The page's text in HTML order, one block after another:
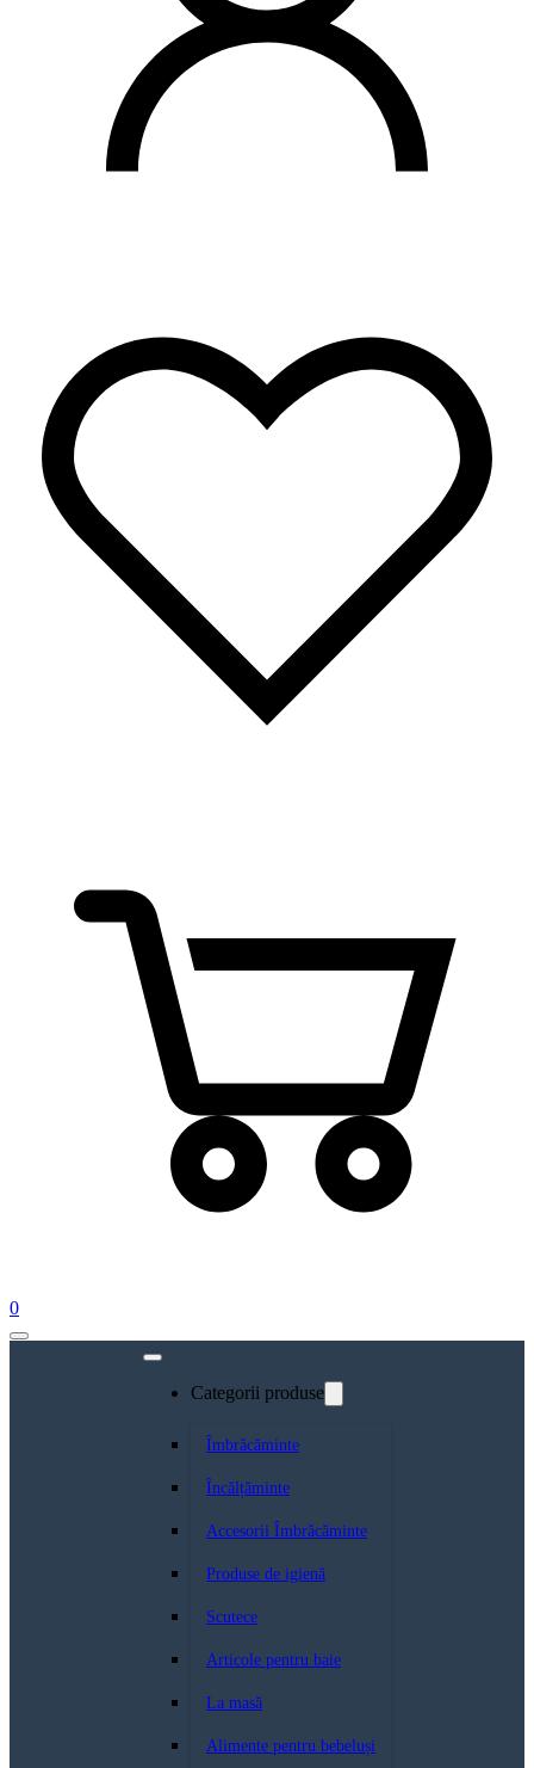
0
Categorii produse
Îmbrăcăminte
Încălțăminte
Accesorii Îmbrăcăminte
Produse de igienă
Scutece
Articole pentru baie
La masă
Alimente pentru bebeluși